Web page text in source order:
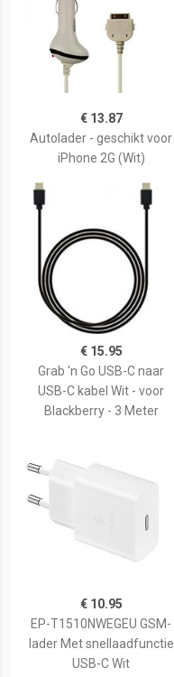
€ 13.87
Autolader - geschikt voor
iPhone 2G (Wit)
€ 15.95
Grab 'n Go USB-C naar
USB-C kabel Wit - voor
Blackberry - 3 Meter
€ 10.95
EP-T1510NWEGEU GSM-
lader Met snellaadfunctie
USB-C Wit